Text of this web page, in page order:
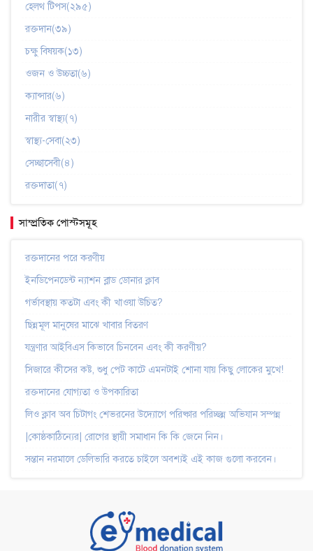
হেলথ টিপস(২৯৫)
রক্তদান(৩৯)
চক্ষু বিষয়ক(১৩)
ওজন ও উচ্চতা(৬)
ক্যান্সার(৬)
নারীর স্বাস্থ্য(৭)
স্বাস্থ্য-সেবা(২৩)
সেচ্ছাসেবী(৪)
রক্তদাতা(৭)
সাম্প্রতিক পোস্টসমূহ
রক্তদানের পরে করণীয়
ইনডিপেনডেন্ট ন্যাশন ব্লাড ডোনার ক্লাব
গর্ভাবস্থায় কতটা এবং কী খাওয়া উচিত?
ছিন্নমূল মানুষের মাঝে খাবার বিতরণ
যন্ত্রণার আইবিএস কিভাবে চিনবেন এবং কী করণীয়?
সিজারে কীসের কষ্ট, শুধু পেট কাটে এমনটাই শোনা যায় কিছু লোকের মুখে!
রক্তদানের যোগ্যতা ও উপকারিতা
লিও ক্লাব অব চিটাগং শেভরনের উদ্যোগে পরিষ্কার পরিচ্ছন্ন অভিযান সম্পন্ন
|কোষ্ঠকাঠিন্যের| রোগের স্থায়ী সমাধান কি কি জেনে নিন।
সন্তান নরমালে ডেলিভারি করতে চাইলে অবশ্যই এই কাজ গুলো করবেন।